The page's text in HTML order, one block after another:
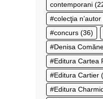
contemporani
colecţia n’autor
concurs (36)
Denisa
Editura Cartea
Editura Cartier
Editura